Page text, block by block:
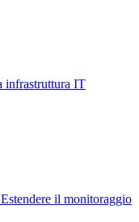
infrastruttura IT
Estendere il monitoraggio